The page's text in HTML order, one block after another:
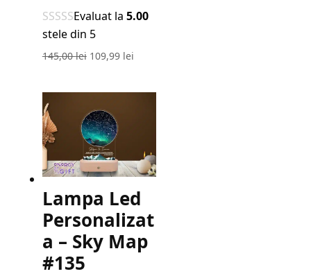
Evaluat la 5.00
stele din 5
145,00lei Prețul
a
fost:
145,00 lei.
109,99 leiPrețul
este:
Lampa Led
Personalizat
a – Sky Map
#135